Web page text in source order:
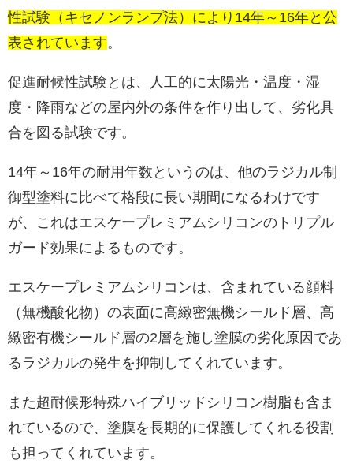
性試験（キセノンランプ法）により14年～16年と公
表されています。
促進耐候性試験とは、人工的に太陽光・温度・湿
度・降雨などの屋内外の条件を作り出して、劣化具
合を図る試験です。
14年～16年の耐用年数というのは、他のラジカル制
御型塗料に比べて格段に長い期間になるわけです
が、これはエスケープレミアムシリコンのトリプル
ガード効果によるものです。
エスケープレミアムシリコンは、含まれている顔料
（無機酸化物）の表面に高緻密無機シールド層、高
緻密有機シールド層の2層を施し塗膜の劣化原因であ
るラジカルの発生を抑制してくれています。
また超耐候形特殊ハイブリッドシリコン樹脂も含ま
れているので、塗膜を長期的に保護してくれる役割
も担ってくれています。